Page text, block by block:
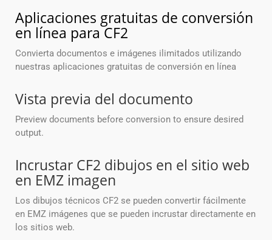
Aplicaciones gratuitas de conversión
en línea para CF2
Convierta documentos e imágenes ilimitados utilizando
nuestras aplicaciones gratuitas de conversión en línea
Vista previa del documento
Preview documents before conversion to ensure desired
output.
Incrustar CF2 dibujos en el sitio web
en EMZ imagen
Los dibujos técnicos CF2 se pueden convertir fácilmente
en EMZ imágenes que se pueden incrustar directamente en
los sitios web.